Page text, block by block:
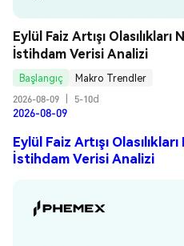
Eylül Faiz Artışı
İstihdam Verisi Analizi
Başlangıç
Makro Trendler
2026-08-09
5-10d
2026-08-09
Eylül Faiz Artışı
İstihdam Verisi Analizi